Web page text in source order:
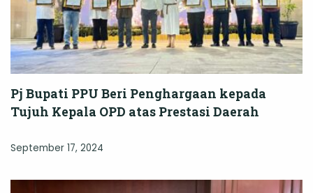
Pj Bupati PPU Beri Penghargaan kepada
Tujuh Kepala OPD atas Prestasi Daerah
September 17, 2024